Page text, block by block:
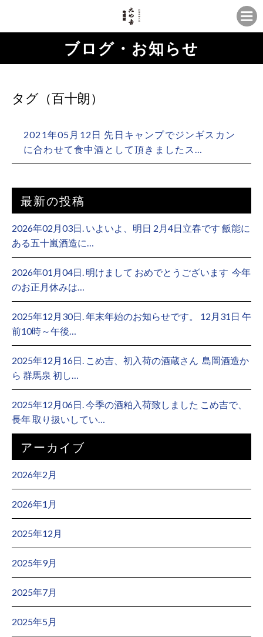
ブログ・お知らせ
タグ（百十朗）
2021年05月12日 先日キャンプでジンギスカン
に合わせて食中酒として頂きましたス…
最新の投稿
2026年02月03日. いよいよ、明日 2月4日立春です 飯能に
ある五十嵐酒造に…
2026年01月04日. 明けまして おめでとうございます ⁡ 今年
のお正月休みは…
2025年12月30日. 年末年始のお知らせです。 12月31日 午
前10時～午後…
2025年12月16日. こめ吉、初入荷の酒蔵さん ⁡ 島岡酒造か
ら 群馬泉 初し…
2025年12月06日. 今季の酒粕入荷致しました こめ吉で、
長年 取り扱いしてい…
アーカイブ
2026年2月
2026年1月
2025年12月
2025年9月
2025年7月
2025年5月